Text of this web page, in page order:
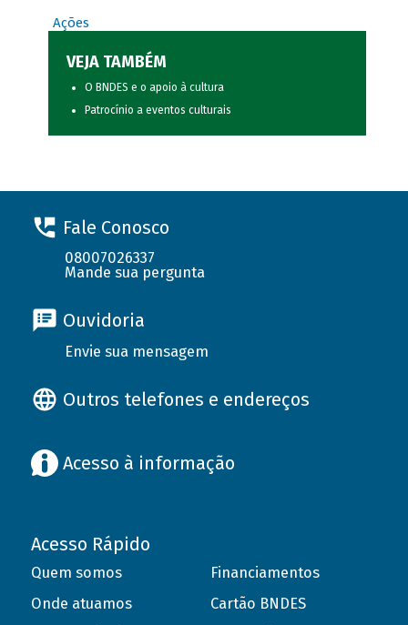
Ações
VEJA TAMBÉM
O BNDES e o apoio à cultura
Patrocínio a eventos culturais
Fale Conosco
08007026337
Mande sua pergunta
Ouvidoria
Envie sua mensagem
Outros telefones e endereços
Acesso à informação
Acesso Rápido
Quem somos
Onde atuamos
Financiamentos
Cartão BNDES